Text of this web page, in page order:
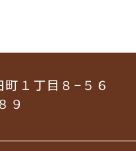
１丁目８−５６
９